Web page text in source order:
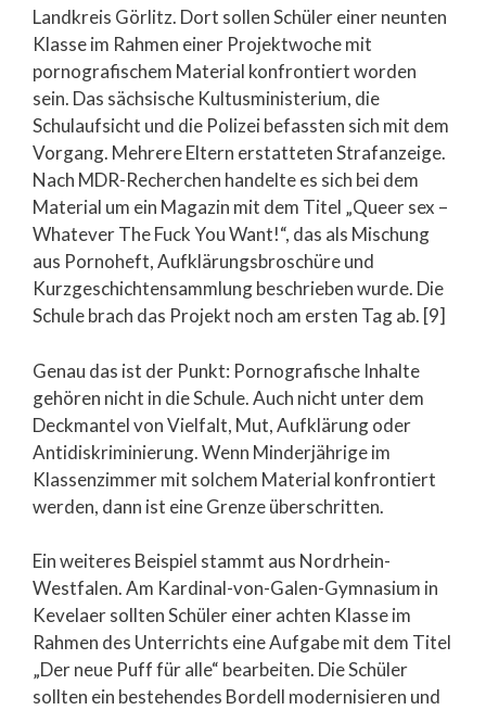
Landkreis Görlitz. Dort sollen Schüler einer neunten
Klasse im Rahmen einer Projektwoche mit
pornografischem Material konfrontiert worden
sein. Das sächsische Kultusministerium, die
Schulaufsicht und die Polizei befassten sich mit dem
Vorgang. Mehrere Eltern erstatteten Strafanzeige.
Nach MDR-Recherchen handelte es sich bei dem
Material um ein Magazin mit dem Titel „Queer sex –
Whatever The Fuck You Want!“, das als Mischung
aus Pornoheft, Aufklärungsbroschüre und
Kurzgeschichtensammlung beschrieben wurde. Die
Schule brach das Projekt noch am ersten Tag ab. [9]
Genau das ist der Punkt: Pornografische Inhalte
gehören nicht in die Schule. Auch nicht unter dem
Deckmantel von Vielfalt, Mut, Aufklärung oder
Antidiskriminierung. Wenn Minderjährige im
Klassenzimmer mit solchem Material konfrontiert
werden, dann ist eine Grenze überschritten.
Ein weiteres Beispiel stammt aus Nordrhein-
Westfalen. Am Kardinal-von-Galen-Gymnasium in
Kevelaer sollten Schüler einer achten Klasse im
Rahmen des Unterrichts eine Aufgabe mit dem Titel
„Der neue Puff für alle“ bearbeiten. Die Schüler
sollten ein bestehendes Bordell modernisieren und